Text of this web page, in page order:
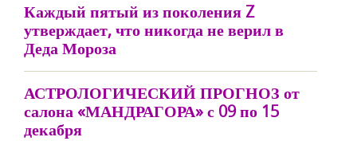
Каждый пятый из поколения Z
утверждает, что никогда не верил в
Деда Мороза
АСТРОЛОГИЧЕСКИЙ ПРОГНОЗ от
салона «МАНДРАГОРА» с 09 по 15
декабря